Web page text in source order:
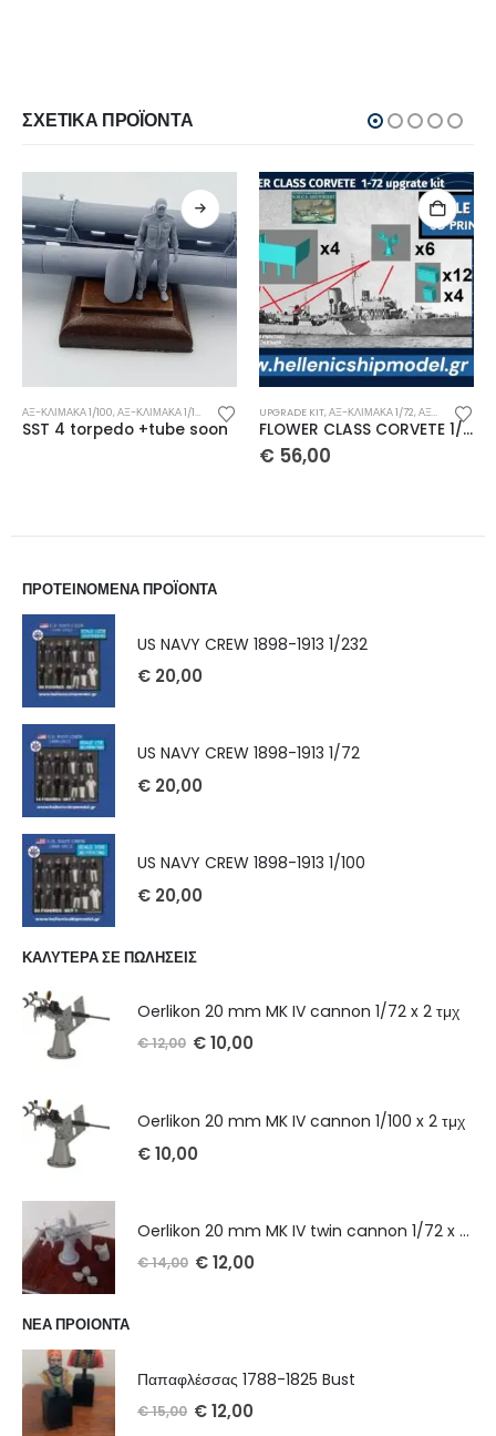
ΣΧΕΤΙΚΆ ΠΡΟΪΌΝΤΑ
ΑΞ-ΚΛΊΜΑΚΑ 1/100,ΑΞ-ΚΛΊΜΑΚΑ 1/144 ΑΞ-ΚΛΊΜΑΚΑ 1/200, ΑΞ-ΚΛΊΜΑΚΑ 1/35,ΑΞ-ΚΛΊΜΑΚΑ 1/350
SST 4 torpedo +tube soon
UPGRADE KIT,ΑΞ-ΚΛΊΜΑΚΑ 1/72,ΑΞΕΣΟΥΆΡ
FLOWER CLASS CORVETE 1/72 upgrade kit
€ 56,00
ΠΡΟΤΕΙΝΟΜΕΝΑ ΠΡΟΪΟΝΤΑ
US NAVY CREW 1898-1913 1/232
€ 20,00
US NAVY CREW 1898-1913 1/72
€ 20,00
US NAVY CREW 1898-1913 1/100
€ 20,00
ΚΑΛΥΤΕΡΑ ΣΕ ΠΩΛΗΣΕΙΣ
Oerlikon 20 mm MK IV cannon 1/72 x 2 τμχ
€12,00 €10,00
Oerlikon 20 mm MK IV cannon 1/100 x 2 τμχ
€10,00
Oerlikon 20 mm MK IV twin cannon 1/72 x 2 τμχ
€14,00 €12,00
ΝΕΑ ΠΡΟΙΟΝΤΑ
Παπαφλέσσας 1788-1825 Bust
€15,00 €12,00